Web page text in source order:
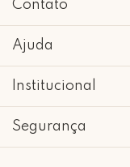
Contato
Ajuda
Institucional
Segurança